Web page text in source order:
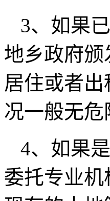
3、如果
地乡政府
居住或者
况一般无危
4、如果
委托专业